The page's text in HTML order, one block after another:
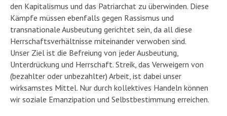
den Kapitalismus und das Patriarchat zu überwinden. Diese
Kämpfe müssen ebenfalls gegen Rassismus und
transnationale Ausbeutung gerichtet sein, da all diese
Herrschaftsverhältnisse miteinander verwoben sind.
Unser Ziel ist die Befreiung von jeder Ausbeutung,
Unterdrückung und Herrschaft. Streik, das Verweigern von
(bezahlter oder unbezahlter) Arbeit, ist dabei unser
wirksamstes Mittel. Nur durch kollektives Handeln können
wir soziale Emanzipation und Selbstbestimmung erreichen.